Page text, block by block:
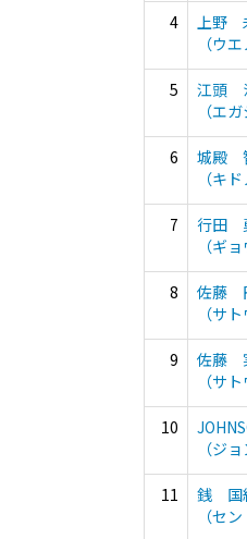
4
上野
（ウ
5
江頭
（エ
6
城殿
（キ
7
行田
（ギ
8
佐藤
（サ
9
佐藤
（サ
10
（ジ
11
銭 国
（セ